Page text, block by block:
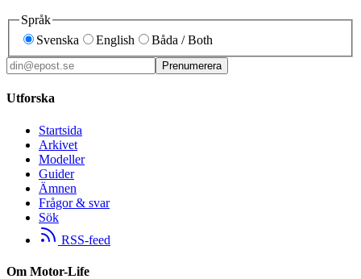
Språk
Svenska
English Båda / Both
Prenumerera
Utforska
Startsida
Arkivet
Modeller
Guider
Ämnen
Frågor & svar
Sök
RSS-feed
Om Motor-Life